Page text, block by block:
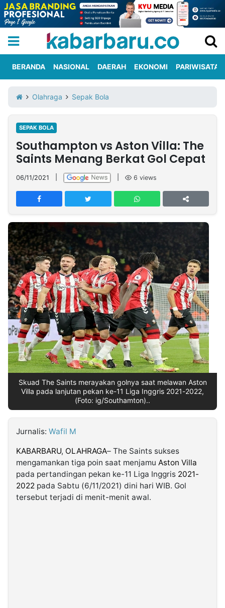
Iklan
Berita
Kami
Nasional
International
Olahraga
Entertainment
Daerah
Pariwisata
Kuliner
Kolom
Network
PT
TREETAN
MULTIMEDIA
INDONESIA
Partner
Insight
NTB
Suara
Time
Lens
IDN
Daily
Jogja
Jalan
Rakyat
Idealita
News
Kita
Notice
Dinamikapost.com
Radar
Baru
Seedbacklink
Follow
Kabarbaru
Kabarbaru.co
2026
BERANDA NASIONAL DAERAH EKONOMI PARIWISATA
Olahraga Sepak Bola
SEPAK BOLA
Southampton vs Aston Villa: The
Saints Menang Berkat Gol Cepat
06/11/2021 6 views
Skuad The Saints merayakan golnya saat melawan Aston
Villa pada lanjutan pekan ke-11 Liga Inggris 2021-2022,
(Foto: ig/Southamton)..
Jurnalis: Wafil M
KABARBARU, OLAHRAGA– The Saints sukses
mengamankan tiga poin saat menjamu Aston Villa
pada pertandingan pekan ke-11 Liga Inggris 2021-
2022 pada Sabtu (6/11/2021) dini hari WIB. Gol
tersebut terjadi di menit-menit awal.